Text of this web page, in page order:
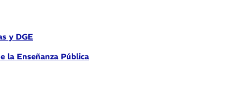
y DGE
la Enseñanza Pública